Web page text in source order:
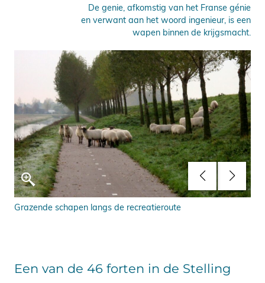
De genie, afkomstig van het Franse génie
en verwant aan het woord ingenieur, is een
wapen binnen de krijgsmacht.
Grazende schapen langs de recreatieroute
Een van de 46 forten in de Stelling